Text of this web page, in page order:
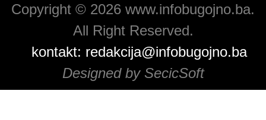
Copyright © 2026 www.infobugojno.ba.
All Right Reserved.
kontakt: redakcija@infobugojno.ba
Designed by SecicSoft